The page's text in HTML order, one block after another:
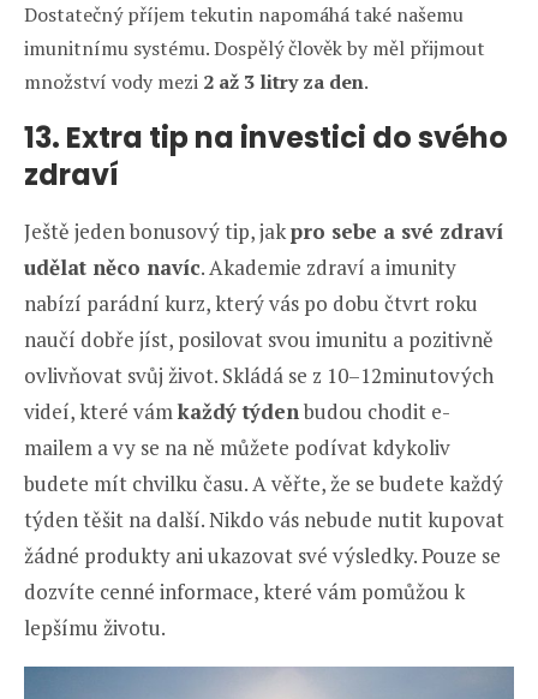
Dostatečný příjem tekutin napomáhá také našemu
imunitnímu systému. Dospělý člověk by měl přijmout
množství vody mezi 2 až 3 litry za den.
13. Extra tip na investici do svého
zdraví
Ještě jeden bonusový tip, jakpro sebe a své zdraví
udělat něco navíc. Akademie zdraví a imunity
nabízí parádní kurz, který vás po dobu čtvrt roku
naučí dobře jíst, posilovat svou imunitu a pozitivně
ovlivňovat svůj život. Skládá se z 10–12minutových
videí, které vámkaždý týdenbudou chodit e-
mailem a vy se na ně můžete podívat kdykoliv
budete mít chvilku času. A věřte, že se budete každý
týden těšit na další. Nikdo vás nebude nutit kupovat
žádné produkty ani ukazovat své výsledky. Pouze se
dozvíte cenné informace, které vám pomůžou k
lepšímu životu.